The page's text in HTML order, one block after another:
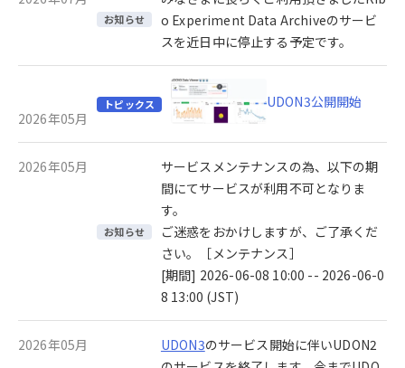
お知らせ
o Experiment Data Archiveのサービ
スを近日中に停止する予定です。
2026年05月
トピックス UDON3公開開始
2026年05月
お知らせ
サービスメンテナンスの為、以下の期
間にてサービスが利用不可となりま
す。
ご迷惑をおかけしますが、ご了承くだ
さい。［メンテナンス］
[期間] 2026-06-08 10:00 -- 2026-06-0
8 13:00 (JST)
2026年05月 UDON3のサービス開始に伴いUDON2